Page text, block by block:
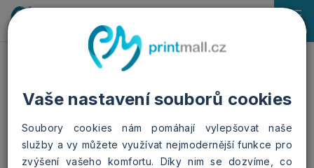
Vaše nastavení souborů cookies
Soubory cookies nám pomáhají vylepšovat naše
služby a vy můžete využívat nejmodernější funkce pro
zvýšení vašeho komfortu. Díky nim se dozvíme, co
Menu
Ostatní fotoprodukty
Svatební oznámení -
Růžové květy